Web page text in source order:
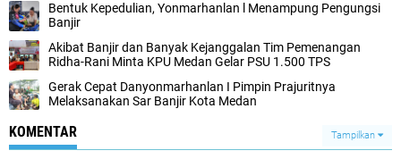
Bentuk Kepedulian, Yonmarhanlan l Menampung Pengungsi
Banjir
Akibat Banjir dan Banyak Kejanggalan Tim Pemenangan
Ridha-Rani Minta KPU Medan Gelar PSU 1.500 TPS
Gerak Cepat Danyonmarhanlan I Pimpin Prajuritnya
Melaksanakan Sar Banjir Kota Medan
KOMENTAR Tampilkan